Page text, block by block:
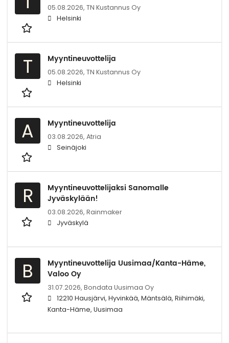
05.08.2026, TN Kustannus Oy
Helsinki
T Myyntineuvottelija
05.08.2026, TN Kustannus Oy
Helsinki
A Myyntineuvottelija
03.08.2026, Atria
Seinäjoki
R
Myyntineuvottelijaksi Sanomalle
Jyväskylään!
03.08.2026, Rainmaker
Jyväskylä
B
Myyntineuvottelija Uusimaa/Kanta-Häme,
Valoo Oy
31.07.2026, Bondata Uusimaa Oy
12210 Hausjärvi, Hyvinkää, Mäntsälä, Riihimäki,
Kanta-Häme, Uusimaa